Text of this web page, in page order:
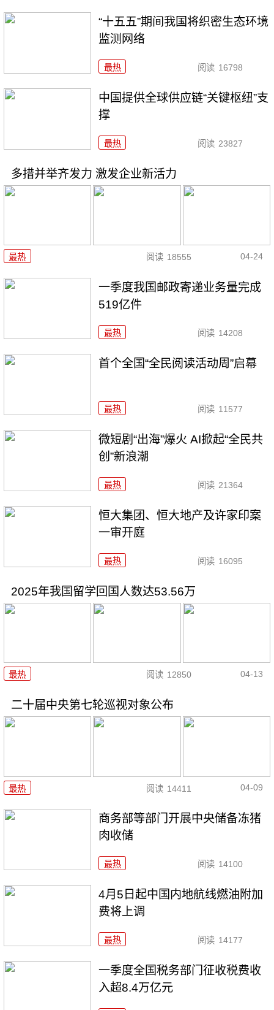
“十五五”期间我国将织密生态环境
监测网络
最热 阅读 16798
中国提供全球供应链“关键枢纽”支
撑
最热 阅读 23827
多措并举齐发力 激发企业新活力
最热 阅读 18555 04-24
一季度我国邮政寄递业务量完成
519亿件
最热 阅读 14208
首个全国“全民阅读活动周”启幕
最热 阅读 11577
微短剧“出海”爆火 AI掀起“全民共
创”新浪潮
最热 阅读 21364
恒大集团、恒大地产及许家印案
一审开庭
最热 阅读 16095
2025年我国留学回国人数达53.56万
最热 阅读 12850 04-13
二十届中央第七轮巡视对象公布
最热 阅读 14411 04-09
商务部等部门开展中央储备冻猪
肉收储
最热 阅读 14100
4月5日起中国内地航线燃油附加
费将上调
最热 阅读 14177
一季度全国税务部门征收税费收
入超8.4万亿元